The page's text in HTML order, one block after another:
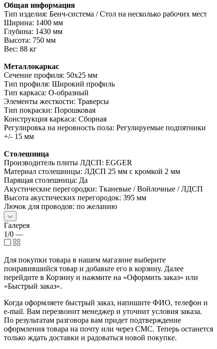
Общая информация
Тип изделия: Бенч-система / Стол на несколько рабочих мест
Ширина: 1400 мм
Глубина: 1430 мм
Высота: 750 мм
Вес: 88 кг
Металлокаркас
Сечение профиля: 50х25 мм
Тип профиля: Широкий профиль
Тип каркаса: О-образный
Элементы жесткости: Траверсы
Тип покраски: Порошковая
Конструкция каркаса: Сборная
Регулировка на неровность пола: Регулируемые подпятники
+/- 15 мм
Столешница
Производитель плиты ЛДСП: EGGER
Материал столешницы: ЛДСП 25 мм с кромкой 2 мм
Парящая столешница: Да
Акустические перегородки: Тканевые / Войлочные / ЛДСП
Высота акустических перегородок: 395 мм
Лючок для проводов: по желанию
Галерея
1/0 —
Для покупки товара в нашем магазине выберите
понравившийся товар и добавьте его в корзину. Далее
перейдите в Корзину и нажмите на «Оформить заказ» или
«Быстрый заказ».
Когда оформляете быстрый заказ, напишите ФИО, телефон и
e-mail. Вам перезвонит менеджер и уточнит условия заказа.
По результатам разговора вам придет подтверждение
оформления товара на почту или через СМС. Теперь останется
только ждать доставки и радоваться новой покупке.